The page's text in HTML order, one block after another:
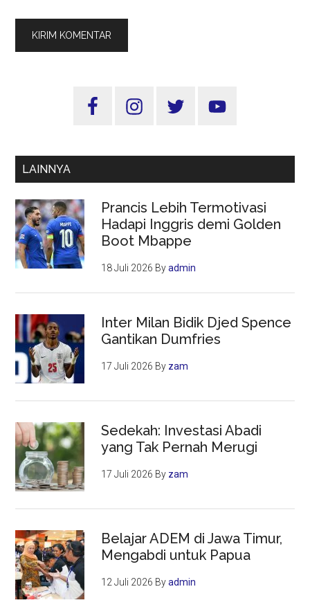
Sidebar
LAINNYA
Prancis Lebih Termotivasi
Hadapi Inggris demi Golden
Boot Mbappe
18 Juli 2026 Byadmin
Inter Milan Bidik Djed Spence
Gantikan Dumfries
17 Juli 2026 By zam
Sedekah: Investasi Abadi
yang Tak Pernah Merugi
17 Juli 2026 By zam
Belajar ADEM di Jawa Timur,
Mengabdi untuk Papua
12 Juli 2026 Byadmin